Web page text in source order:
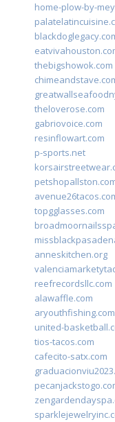
home-plow-by-
thebigshowok.com
theloverose.com
gabriovoice.com
resinflowart.com
p-sports.net
topgglasses.com
anneskitchen.org
reefrecordsllc.com
alawaffle.com
aryouthfishing.com
united-
tios-tacos.com
cafecito-satx.com